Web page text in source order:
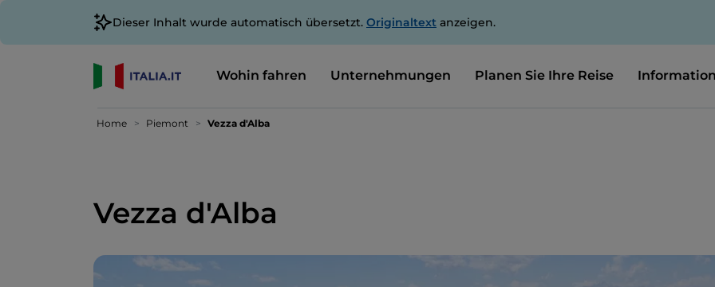
Dieser Inhalt wurde automatisch übersetzt. Originaltext anzeigen.
Wohin fahren Unternehmungen Planen Sie Ihre Reise
Home Piemont Vezza d'Alba
Vezza d'Alba